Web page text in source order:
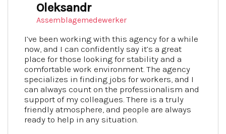
Oleksandr
Assemblagemedewerker
I’ve been working with this agency for a while
now, and I can confidently say it’s a great
place for those looking for stability and a
comfortable work environment. The agency
specializes in finding jobs for workers, and I
can always count on the professionalism and
support of my colleagues. There is a truly
friendly atmosphere, and people are always
ready to help in any situation.